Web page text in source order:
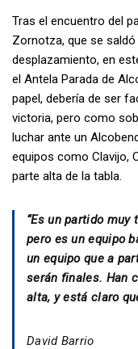
Tras el encuentro del
Zornotza, que se
desplazamiento, en
el Antela Parada de
papel, debería de ser
victoria, pero como
luchar ante un
equipos como Clavijo,
parte alta de la tabla.
“Es un partido
pero es un equipo
un equipo que a
serán finales. Han
alta, y está claro
David Barrio